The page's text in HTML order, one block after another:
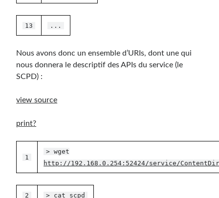
13 ...
Nous avons donc un ensemble d’URIs, dont une qui
nous donnera le descriptif des APIs du service (le
SCPD) :
view source
print?
1
> wget
http://192.168.0.254:52424/service/
2 > cat scpd